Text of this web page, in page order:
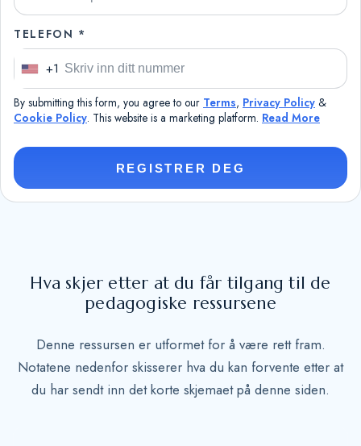
TELEFON *
U
n
i
S
e
+1
By submitting this form, you agree to our Terms, Privacy Policy &
Cookie Policy. This website is a marketing platform. Read More
REGISTRER DEG
Hva skjer etter at du får tilgang til de
pedagogiske ressursene
Denne ressursen er utformet for å være rett fram.
Notatene nedenfor skisserer hva du kan forvente etter at
du har sendt inn det korte skjemaet på denne siden.